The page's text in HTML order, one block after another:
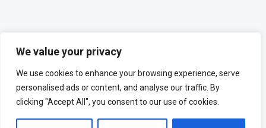
We value your privacy
We use cookies to enhance your browsing experience, serve
personalised ads or content, and analyse our traffic. By
clicking "Accept All", you consent to our use of cookies.